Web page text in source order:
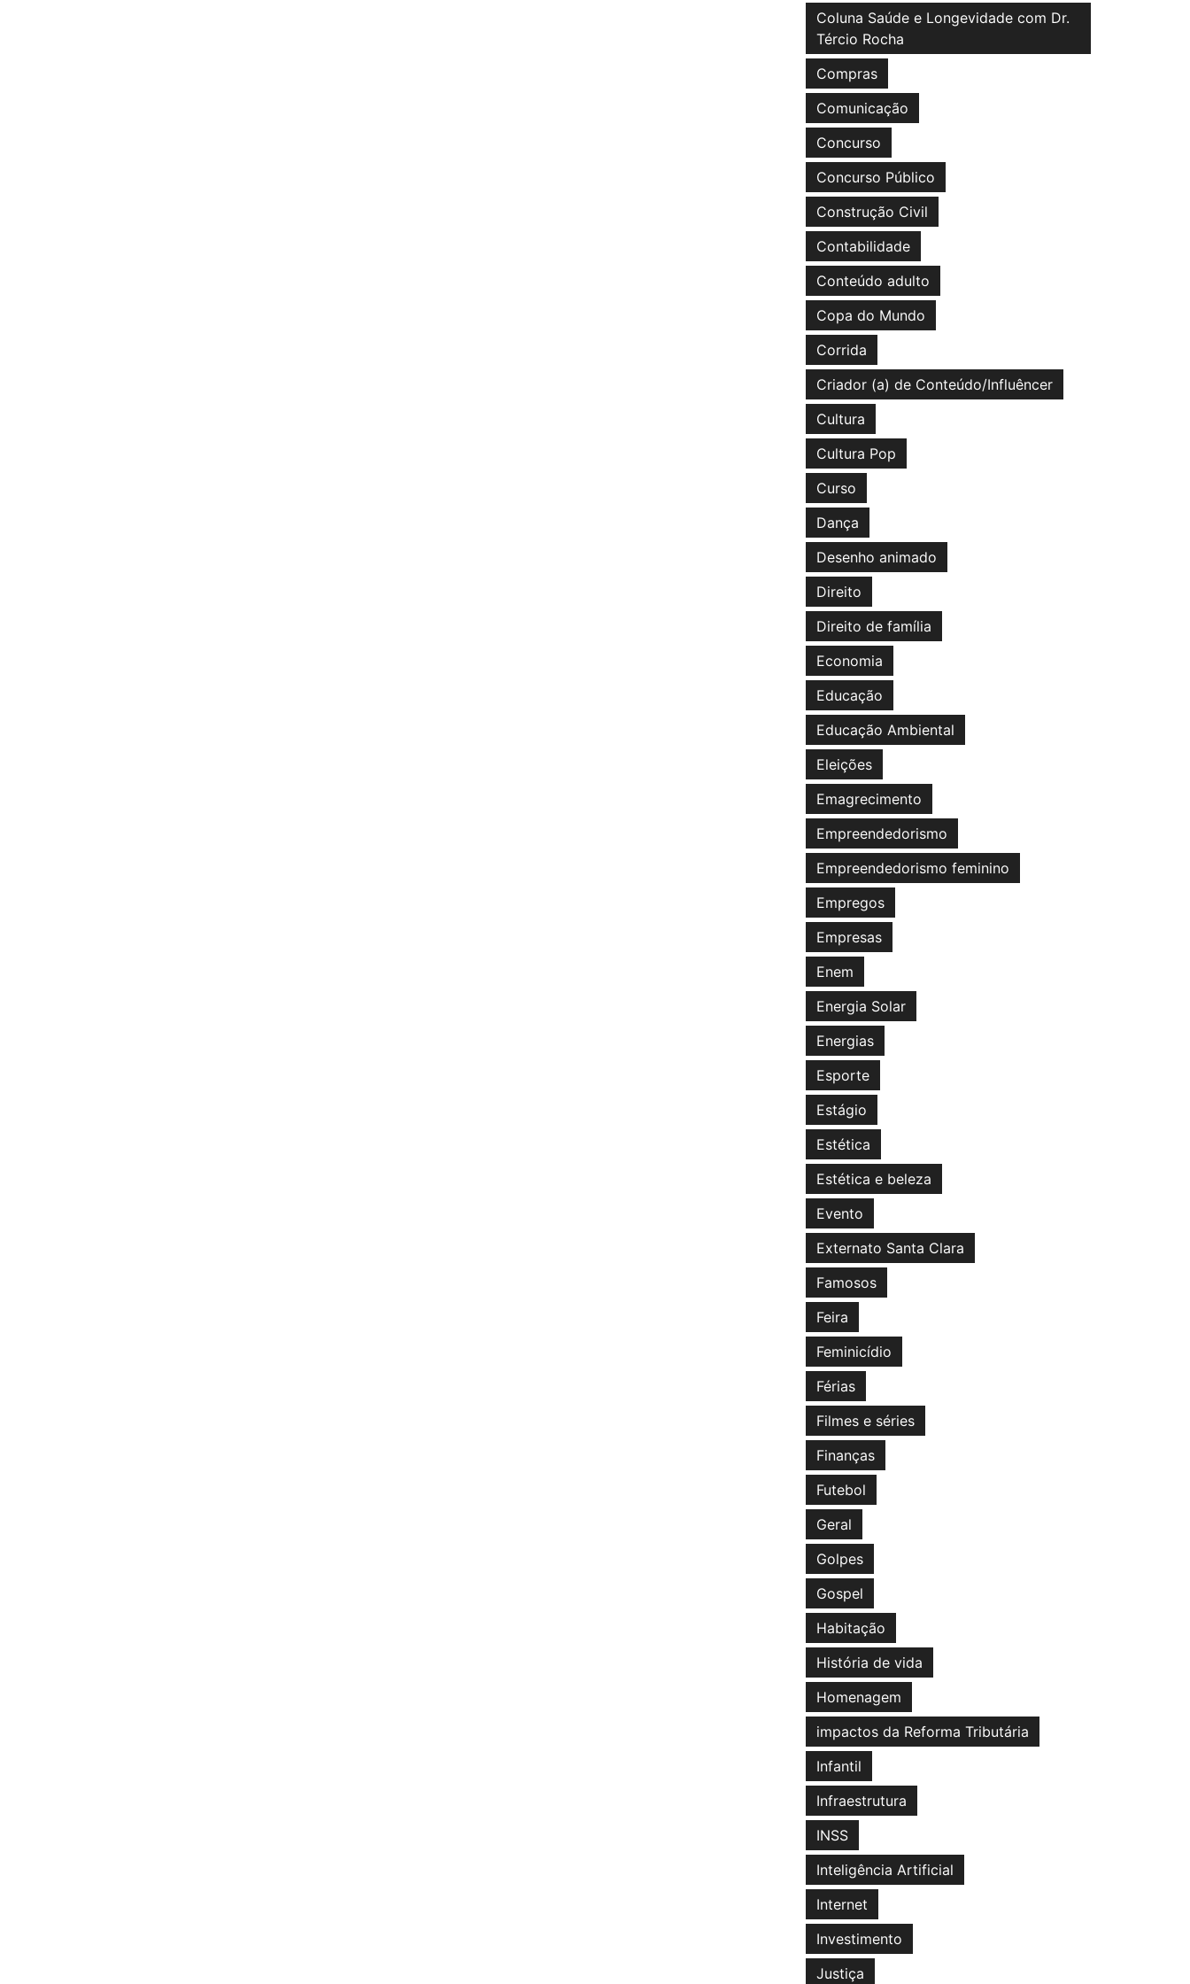
Coluna Saúde e Longevidade com Dr.
Tércio Rocha
Compras
Comunicação
Concurso
Concurso Público
Construção Civil
Contabilidade
Conteúdo adulto
Copa do Mundo
Corrida
Criador (a) de Conteúdo/Influêncer
Cultura
Cultura Pop
Curso
Dança
Desenho animado
Direito
Direito de família
Economia
Educação
Educação Ambiental
Eleições
Emagrecimento
Empreendedorismo
Empreendedorismo feminino
Empregos
Empresas
Enem
Energia Solar
Energias
Esporte
Estágio
Estética
Estética e beleza
Evento
Externato Santa Clara
Famosos
Feira
Feminicídio
Férias
Filmes e séries
Finanças
Futebol
Geral
Golpes
Gospel
Habitação
História de vida
Homenagem
impactos da Reforma Tributária
Infantil
Infraestrutura
INSS
Inteligência Artificial
Internet
Investimento
Justiça